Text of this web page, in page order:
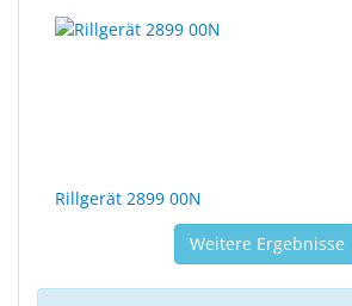
Rillgerät 2899 00N
Weitere Ergebnisse